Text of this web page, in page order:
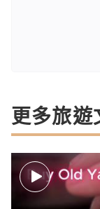
更多旅遊